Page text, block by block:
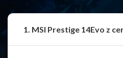
1. MSI Prestige 14Evo z